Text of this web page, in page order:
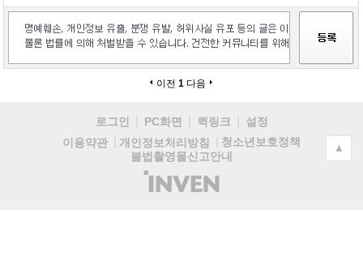
이전 1 다음
로그인 PC화면 퀵링크
설정
이용약관
개인정보처리방침
청소년보호정책
불법촬영물신고안내
(주)
인
▲